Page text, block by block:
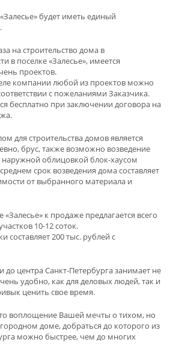
будет иметь единый
на строительство дома в
в поселке «Залесье», имеется
проектов.
компании любой из проектов можно
с пожеланиями Заказчика.
бесплатно при заключении договора на
для строительства домов является
брус, также возможно возведение
наружной облицовкой блок-хаусом
срок возведения дома составляет
от выбранного материала и
к продаже предлагается всего
10-12 соток.
составляет 200 тыс. рублей с
до центра Санкт-Петербурга занимает не
удобно, как для деловых людей, так и
ценить свое время.
воплощение Вашей мечты о тихом, но
доме, добраться до которого из
можно быстрее, чем до многих